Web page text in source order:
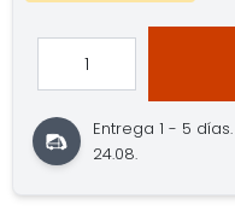
Entrega 1 - 5 días.
24.08.